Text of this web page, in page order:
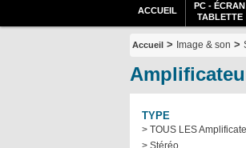
ACCUEIL
PC - ÉCRAN
TABLETTE
Accueil > Image & son >
TYPE
> TOUS LES
> Stéréo